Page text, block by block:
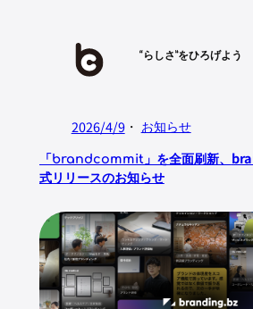
“らしさ”をひろげよう
2026/4/9・ お知らせ
「brandcommit」を全面刷新、
式リリースのお知らせ